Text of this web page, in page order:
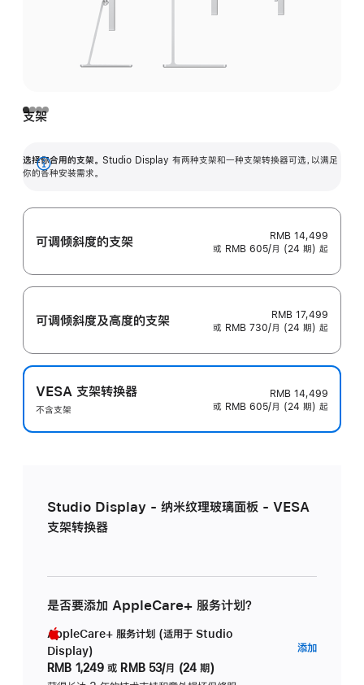
支架
选择你合用的支架。 Studio Display 有两种支架和一种支架转换器可选，以满足
你的各种安装需求。
展
可调倾斜度的支架
RMB 14,499
或 RMB 605/月 (24 期) 起
可调倾斜度及高‍度的支‍架
RMB 17,499
或 RMB 730/月 (24 期) 起
VESA 支架转换器
不含支架
RMB 14,499
或 RMB 605/月 (24 期) 起
Studio Display - 纳米纹理玻璃面板 - VESA
支架转换器
是否要添加 AppleCare+ 服务计划？
AppleCare+ 服务计划 (适用于 Studio
Display)
RMB 1,249 或 RMB 53/月 (24 期)
添加